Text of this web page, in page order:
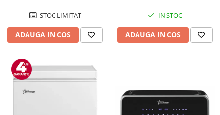
STOC LIMITAT
ADAUGA IN COS
IN STOC
ADAUGA IN COS